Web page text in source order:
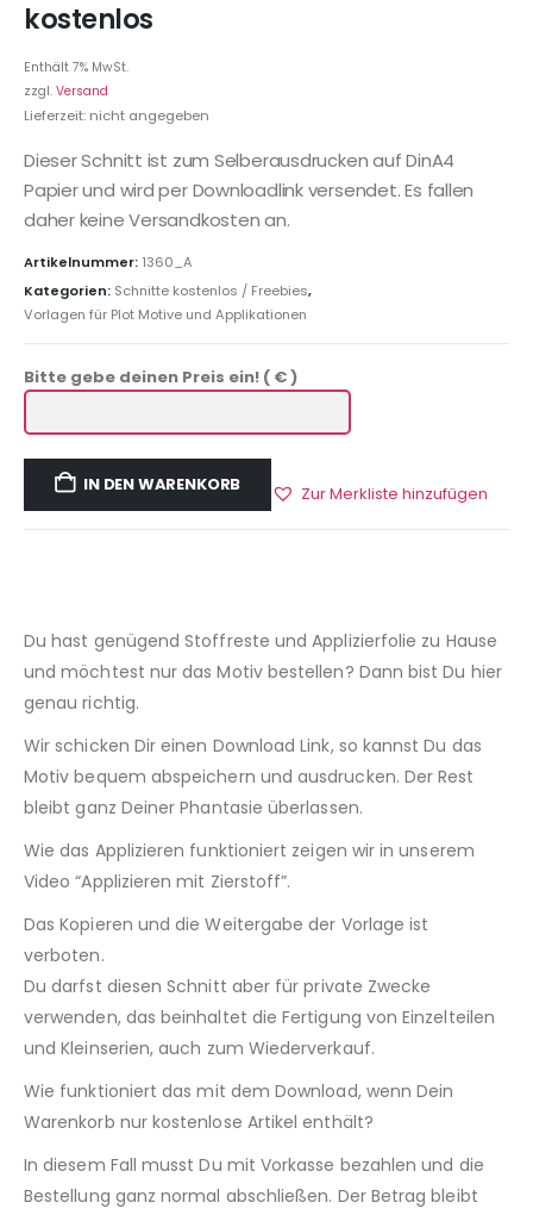
kostenlos
Enthält 7% MwSt.
zzgl. Versand
Lieferzeit: nicht angegeben
Dieser Schnitt ist zum Selberausdrucken auf DinA4
Papier und wird per Downloadlink versendet. Es fallen
daher keine Versandkosten an.
Artikelnummer: 1360_A
Kategorien: Schnitte kostenlos / Freebies,
Vorlagen für Plot Motive und Applikationen
Bitte gebe deinen Preis ein! ( € )
IN DEN WARENKORB Zur Merkliste hinzufügen
Du hast genügend Stoffreste und Applizierfolie zu Hause
und möchtest nur das Motiv bestellen? Dann bist Du hier
genau richtig.
Wir schicken Dir einen Download Link, so kannst Du das
Motiv bequem abspeichern und ausdrucken. Der Rest
bleibt ganz Deiner Phantasie überlassen.
Wie das Applizieren funktioniert zeigen wir in unserem
Video “Applizieren mit Zierstoff”.
Das Kopieren und die Weitergabe der Vorlage ist
verboten.
Du darfst diesen Schnitt aber für private Zwecke
verwenden, das beinhaltet die Fertigung von Einzelteilen
und Kleinserien, auch zum Wiederverkauf.
Wie funktioniert das mit dem Download, wenn Dein
Warenkorb nur kostenlose Artikel enthält?
In diesem Fall musst Du mit Vorkasse bezahlen und die
Bestellung ganz normal abschließen. Der Betrag bleibt